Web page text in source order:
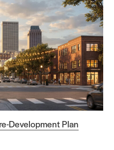
Development Plan